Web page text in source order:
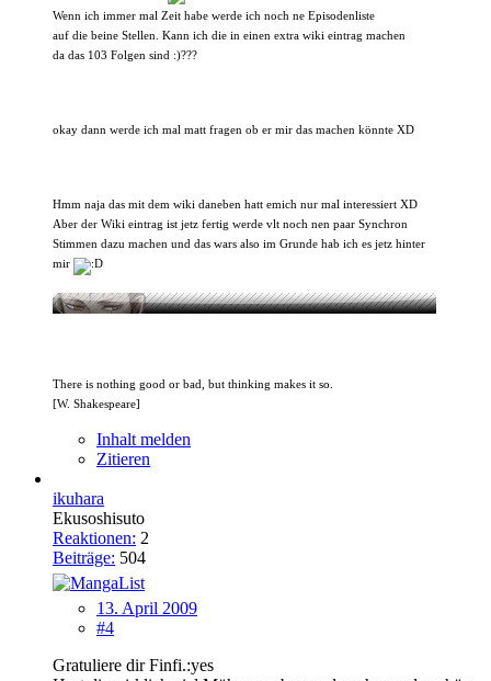
Wenn ich immer mal Zeit habe werde ich noch ne Episodenliste
auf die beine Stellen. Kann ich die in einen extra wiki eintrag machen
da das 103 Folgen sind :)???
okay dann werde ich mal matt fragen ob er mir das machen könnte XD
Hmm naja das mit dem wiki daneben hatt emich nur mal interessiert XD
Aber der Wiki eintrag ist jetz fertig werde vlt noch nen paar Synchron
Stimmen dazu machen und das wars also im Grunde hab ich es jetz hinter
mir
There is nothing good or bad, but thinking makes it so.
[W. Shakespeare]
Inhalt melden
Zitieren
ikuhara
Ekusoshisuto
Reaktionen: 2
Beiträge: 504
13. April 2009
#4
Gratuliere dir Finfi.:yes